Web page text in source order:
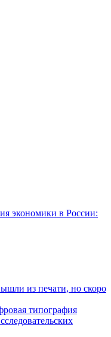
экономики в России:
из печати, но скоро
типография